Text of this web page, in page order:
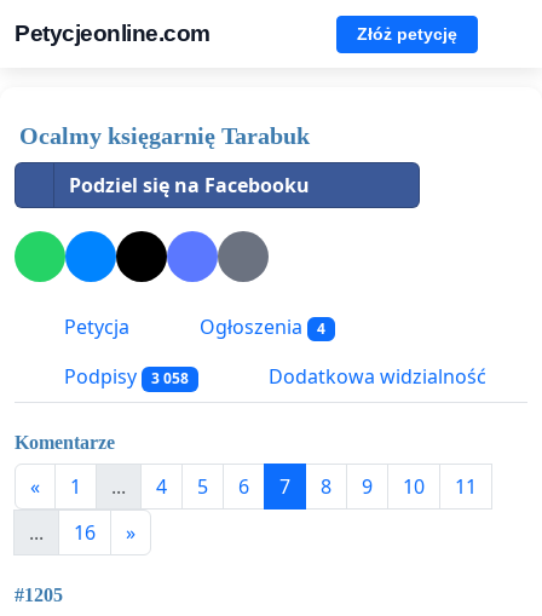
Petycjeonline.com Złóż petycję
Ocalmy księgarnię Tarabuk
Podziel się na Facebooku
Petycja Ogłoszenia 4
Podpisy 3 058 Dodatkowa widzialność
Komentarze
« 1 ... 4 5 6 7 8 9 10
11
...
16 »
#1205